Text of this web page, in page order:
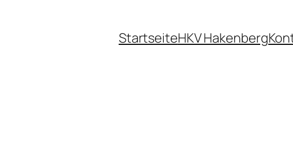
StartseiteHKV Hakenberg